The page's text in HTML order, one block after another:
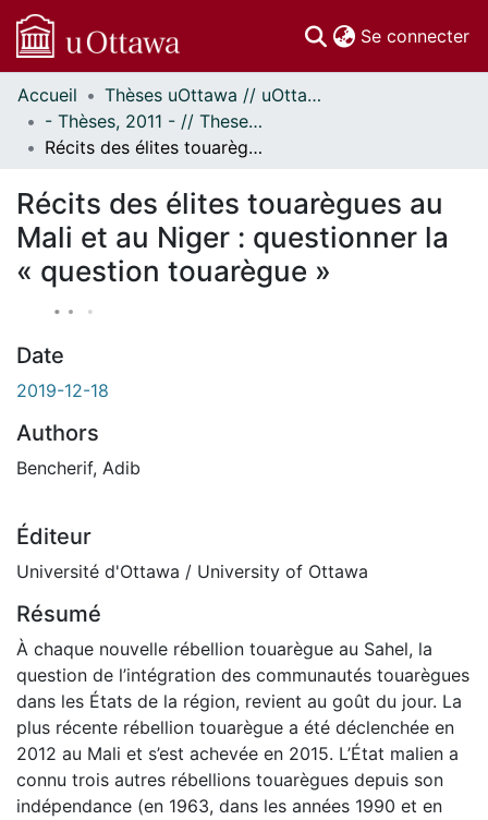
Se connecter
Communautés
et collections
Parcourir
À propos
Accueil
Thèses uOttawa // uOttawa Theses
- Thèses, 2011 - // Theses, 2011 -
Récits des élites touarègues au Mali et au Niger : questionner la « question touarègue »
Récits des élites touarègues au
Mali et au Niger : questionner la
« question touarègue »
Date
2019-12-18
Authors
Bencherif, Adib
Éditeur
Université d'Ottawa / University of Ottawa
Résumé
À chaque nouvelle rébellion touarègue au Sahel, la
question de l’intégration des communautés touarègues
dans les États de la région, revient au goût du jour. La
plus récente rébellion touarègue a été déclenchée en
2012 au Mali et s’est achevée en 2015. L’État malien a
connu trois autres rébellions touarègues depuis son
indépendance (en 1963, dans les années 1990 et en